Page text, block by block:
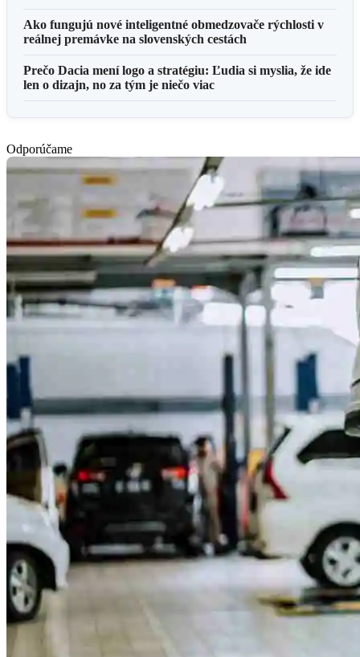
Ako fungujú nové inteligentné obmedzovače rýchlosti v
reálnej premávke na slovenských cestách
Prečo Dacia mení logo a stratégiu: Ľudia si myslia, že ide
len o dizajn, no za tým je niečo viac
Odporúčame